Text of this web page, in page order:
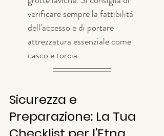
verificare sempre la fattibilità
dell'accesso e di portare
attrezzatura essenziale come
casco e torcia.
Sicurezza e
Preparazione: La Tua